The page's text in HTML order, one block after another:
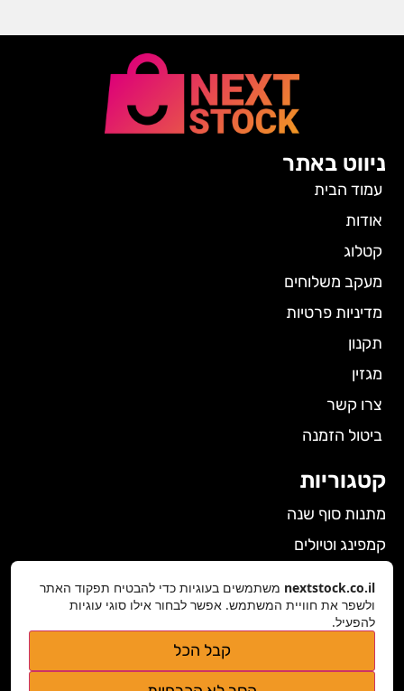
ניווט באתר
עמוד הבית
אודות
קטלוג
מעקב משלוחים
מדיניות פרטיות
תקנון
מגזין
צרו קשר
ביטול הזמנה
קטגוריות
מתנות סוף שנה
קמפינג וטיולים
גאדג'טים
nextstock.co.il@gmail.com
nextstock.co.il משתמשים בעוגיות כדי להבטיח תפקוד האתר
ולשפר את חוויית המשתמש. אפשר לבחור אילו סוגי עוגיות
להפעיל.
קבל הכל